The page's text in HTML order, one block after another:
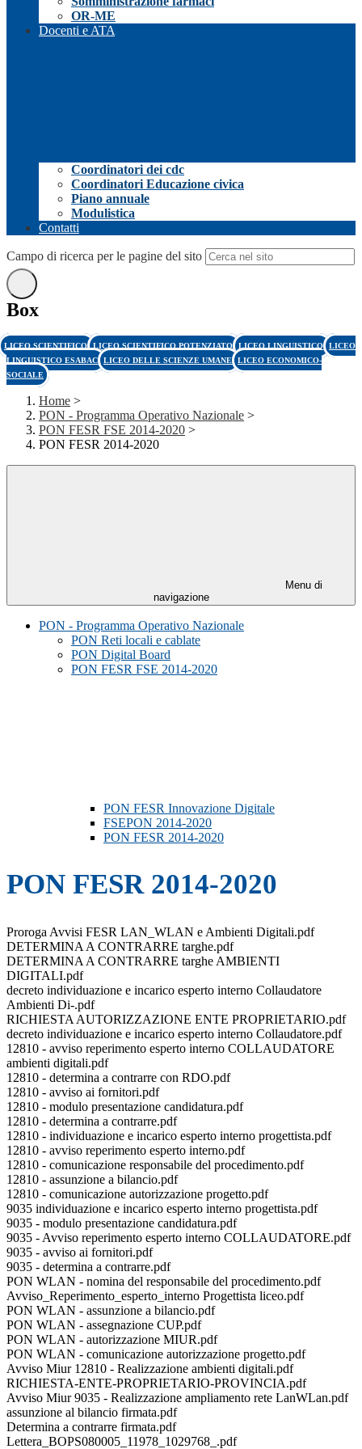
OR-ME
Docenti e ATA
Coordinatori dei cdc
Coordinatori Educazione civica
Piano annuale
Modulistica
Contatti
Campo di ricerca per le pagine del sito
Box
LICEO SCIENTIFICO LICEO SCIENTIFICO POTENZIATO LICEO LINGUISTICO LICEO
LINGUISTICO ESABAC LICEO DELLE SCIENZE UMANE LICEO ECONOMICO-
SOCIALE
Home >
PON - Programma Operativo Nazionale >
PON FESR FSE 2014-2020 >
PON FESR 2014-2020
Menu di
navigazione
PON - Programma Operativo Nazionale
PON Reti locali e cablate
PON Digital Board
PON FESR FSE 2014-2020
PON FESR Innovazione Digitale
FSEPON 2014-2020
PON FESR 2014-2020
PON FESR 2014-2020
Proroga Avvisi FESR LAN_WLAN e Ambienti Digitali.pdf
DETERMINA A CONTRARRE targhe.pdf
DETERMINA A CONTRARRE targhe AMBIENTI
DIGITALI.pdf
decreto individuazione e incarico esperto interno Collaudatore
Ambienti Di-.pdf
RICHIESTA AUTORIZZAZIONE ENTE PROPRIETARIO.pdf
decreto individuazione e incarico esperto interno Collaudatore.pdf
12810 - avviso reperimento esperto interno COLLAUDATORE
ambienti digitali.pdf
12810 - determina a contrarre con RDO.pdf
12810 - avviso ai fornitori.pdf
12810 - modulo presentazione candidatura.pdf
12810 - determina a contrarre.pdf
12810 - individuazione e incarico esperto interno progettista.pdf
12810 - avviso reperimento esperto interno.pdf
12810 - comunicazione responsabile del procedimento.pdf
12810 - assunzione a bilancio.pdf
12810 - comunicazione autorizzazione progetto.pdf
9035 individuazione e incarico esperto interno progettista.pdf
9035 - modulo presentazione candidatura.pdf
9035 - Avviso reperimento esperto interno COLLAUDATORE.pdf
9035 - avviso ai fornitori.pdf
9035 - determina a contrarre.pdf
PON WLAN - nomina del responsabile del procedimento.pdf
Avviso_Reperimento_esperto_interno Progettista liceo.pdf
PON WLAN - assunzione a bilancio.pdf
PON WLAN - assegnazione CUP.pdf
PON WLAN - autorizzazione MIUR.pdf
PON WLAN - comunicazione autorizzazione progetto.pdf
Avviso Miur 12810 - Realizzazione ambienti digitali.pdf
RICHIESTA-ENTE-PROPRIETARIO-PROVINCIA.pdf
Avviso Miur 9035 - Realizzazione ampliamento rete LanWLan.pdf
assunzione al bilancio firmata.pdf
Determina a contrarre firmata.pdf
Lettera_BOPS080005_11978_1029768_.pdf